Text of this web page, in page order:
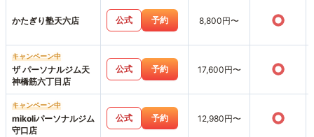
かたぎり塾天六店 公式 予約 8,800円〜 ○
キャンペーン中
ザ パーソナルジム天
神橋筋六丁目店
公式 予約 17,600円〜 ○
キャンペーン中
mikoliパーソナルジム
守口店
公式 予約 12,980円〜 ○